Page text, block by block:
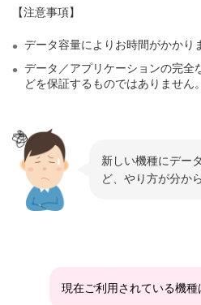
【注意事項】
データ容量によりお時間がかかり
データ／アプリケーションの完全
どを保証するものではありません。
新しい機種にデー
ど、やり方が分か
現在ご利用されている機種